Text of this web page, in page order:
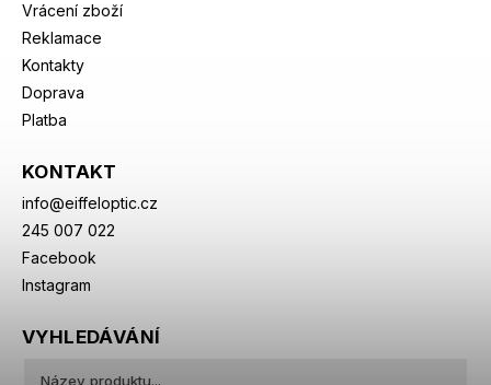
Vrácení zboží
Reklamace
Kontakty
Doprava
Platba
KONTAKT
info@eiffeloptic.cz
245 007 022
Facebook
Instagram
VYHLEDÁVÁNÍ